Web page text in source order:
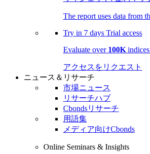
The report uses data from
Try in 7 days Trial access
Evaluate over 100K
アクセスをリクエスト
ニュース＆リサーチ
市場ニュース
リサーチハブ
Cbondsリサーチ
用語集
メディア向けCbonds
Online Seminars & Insights